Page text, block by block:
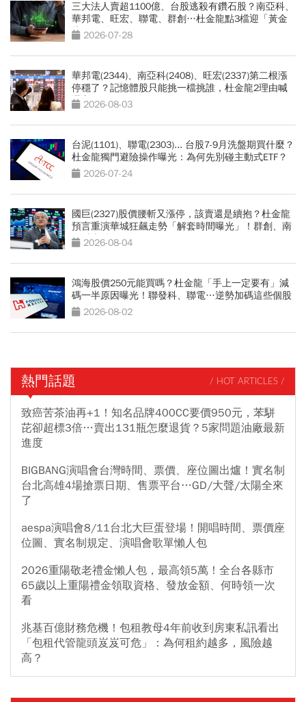
三大法人賣超1100億、台股逃殺有鑽石股？南亞科、
華邦電、旺宏、聯電、群創…杜金龍點3檔迎「黃金
坑」買點
2026-07-28
華邦電(2344)、南亞科(2408)、旺宏(2337)第二根漲
停穩了？記憶體股只能挑一檔挑誰，杜金龍2理由喊
選它2026-08-03
台泥(1101)、聯電(2303)... 台股7-9月洗盤期買什麼？
杜金龍獨門避險操作曝光：為何先別碰主動式ETF？
2026-07-24
國巨(2327)股價腰斬又漲停，該賣還是續抱？杜金龍
預言重演華城狂飆走勢「解套時間曝光」！群創、南
亞科也點名
2026-08-04
鴻海股價250元能買嗎？杜金龍「手上一定要有」減
碼一半原因曝光！聯發科、聯電…逆勢加碼這些個股
2026-08-02
熱門話題 / HOT ARTICLES /
致癌苦茶油再+1！知名品牌400CC要價950元，苯駢
芘卻超標3倍…賣出131瓶怎麼退貨？5家問題油廠最新
進度
BIGBANG演唱會台灣時間、票價、座位圖出爐！實名制
台北高雄4場搶票日期、售票平台…GD/大聲/太陽全來
了
aespa演唱會8/11台北大巨蛋登場！開唱時間、票價座
位圖、實名制規定、演唱會歌單懶人包
2026重陽敬老禮金懶人包，最高領5萬！全台各縣市
65歲以上重陽禮金領取資格、發放金額、何時領一次
看
兆基百億財務危機！包租教母4年前收到房東私訊看出
「包租代管龍頭岌岌可危」：為何租約越多，風險越
高？